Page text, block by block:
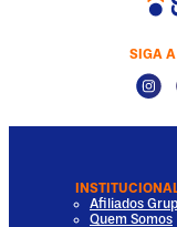
SIGA
Afiliados
Quem Somos